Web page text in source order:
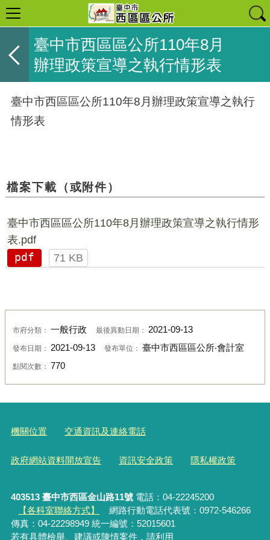
臺中市西區區公所110年8月
辦理政策宣導之執行情形表
臺中市西區區公所110年8月辦理政策宣導之執行
情形表
檔案下載（或附件）
臺中市西區區公所110年8月辦理政策宣導之執行情形
表.pdf
pdf
71 KB
市府分類： 一般行政 最後異動日期： 2021-09-13
發布日期： 2021-09-13 發布單位： 臺中市西區區公所‧會計室
點閱次數： 770
機關位置 交通資訊及連絡電話
政府網站資料開放宣告 資訊安全政策 隱私權政策
403513 臺中市西區金山路11號電話：04-22245200
【各科室聯絡方式】
網路行動電話代表號：0972-546266
傳真：04-22298949 統一編號：52015601
若有具體檢舉、建議或陳情案件，請利用